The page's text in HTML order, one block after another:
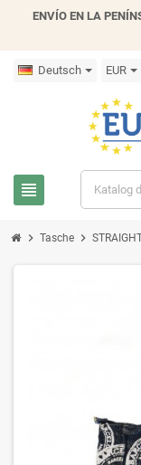
ENVÍO EN LA
Deutsch EUR
view_headline
chevron_right Tasche chevron_right